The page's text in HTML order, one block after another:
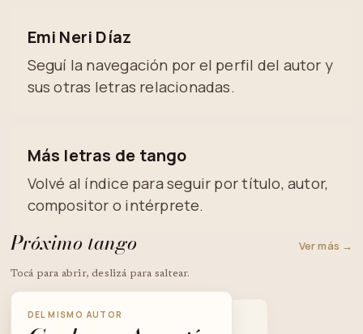
Emi Neri Díaz
Seguí la navegación por el perfil del autor y
sus otras letras relacionadas.
Más letras de tango
Volvé al índice para seguir por título, autor,
compositor o intérprete.
Próximo tango Ver más →
Tocá para abrir, deslizá para saltear.
DEL MISMO AUTOR
DEL MISMO AUTOR